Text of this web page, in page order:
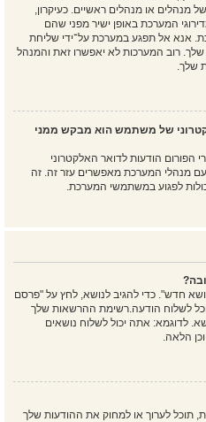
או מנהלים ראשיים. כעיקרון,
המערכת באופן ישיר מפני שהם
אנא אל תפגע במערכת על־ידי שליחת
שלך. רוב המערכות לא יאפשרו זאת והמנהל
שלך.
של משתמש הוא מבקש ממני
הפורום הודעות לדואר האלקטרוני
מנהלי המערכת מאפשרים עזר זה. זה
לפגוע במשתמשי המערכת.
חדש". כדי להגיב לנושא, לחץ על "פרסם
לשלוח הודעה.רשימת ההרשאות שלך
לדוגמא: אתה יכול לשלוח נושאים
הלאה.
תוכל לערוך או למחוק את ההודעות שלך